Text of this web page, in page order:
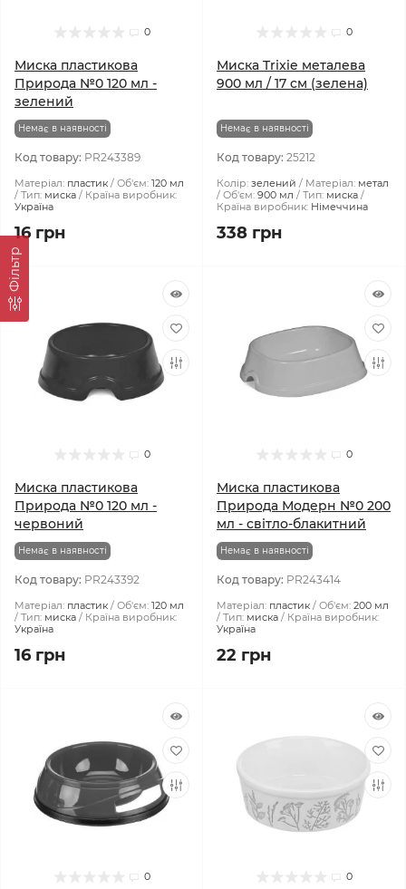
Фiльтр
0
Миска пластикова
Природа №0 120 мл -
зелений
Немає в наявності
Код товару: PR243389
Матеріал: пластик Об'єм: 120 мл
Тип: миска
Країна виробник:
Україна
16 грн
0
Миска Trixie металева
900 мл / 17 см (зелена)
Немає в наявності
Код товару: 25212
Колір: зелений Матеріал: метал
Об'єм: 900 мл Тип: миска
Країна виробник: Німеччина
338 грн
0
Миска пластикова
Природа №0 120 мл -
червоний
Немає в наявності
Код товару: PR243392
Матеріал: пластик Об'єм: 120 мл
Тип: миска
Країна виробник:
Україна
16 грн
0
Миска пластикова
Природа Модерн №0 200
мл - світло-блакитний
Немає в наявності
Код товару: PR243414
Матеріал: пластик Об'єм: 200 мл
Тип: миска
Країна виробник:
Україна
22 грн
0 0